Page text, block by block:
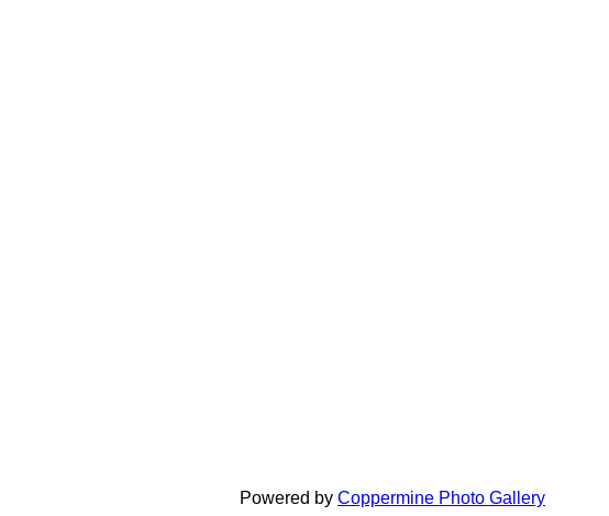
Powered by Coppermine Photo Gallery